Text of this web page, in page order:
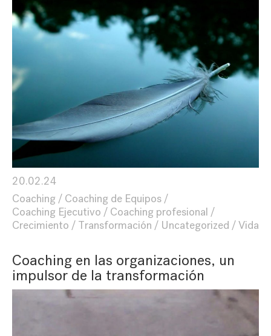
20.02.24
Coaching
Coaching de Equipos
Coaching Ejecutivo
Coaching profesional
Crecimiento
Transformación Uncategorized Vida
Coaching en las organizaciones, un
impulsor de la transformación